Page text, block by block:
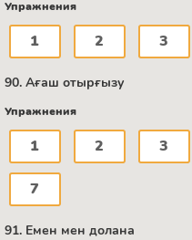
Упражнения
1 2 3
90. Ағаш отырғызу
Упражнения
1 2 3
7
91. Емен мен долана